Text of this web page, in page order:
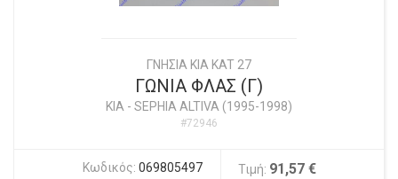
ΓΝΗΣΙΑ KIA KAT 27
ΓΩΝΙΑ ΦΛΑΣ (Γ)
KIA - SEPHIA ALTIVA (1995-1998)
#72946
Κωδικός: 069805497 Τιμή: 91,57 €